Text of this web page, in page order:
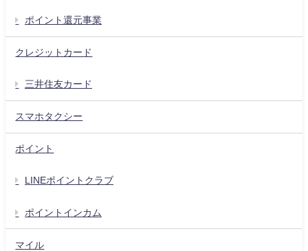
ポイント還元事業
クレジットカード
三井住友カード
スマホタクシー
ポイント
LINEポイントクラブ
ポイントインカム
マイル